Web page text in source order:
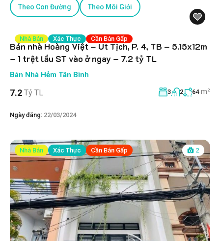
Theo Con Đường Theo Môi Giới
Nhà Bán Xác Thực Cần Bán Gấp
Bán nhà Hoàng Việt – Út Tịch, P. 4, TB – 5.15x12m
– 1 trệt lầu ST vào ở ngay – 7.2 tỷ TL
Bán Nhà Hẻm Tân Bình
7.2 Tỷ TL 3 2 64 m²
Ngày đăng: 22/03/2024
Nhà Bán Xác Thực Cần Bán Gấp 2